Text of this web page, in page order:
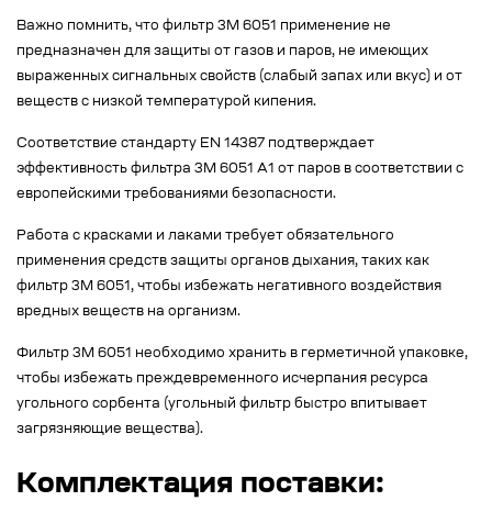
Важно помнить, что фильтр 3М 6051 применение не
предназначен для защиты от газов и паров, не имеющих
выраженных сигнальных свойств (слабый запах или вкус) и от
веществ с низкой температурой кипения.
Соответствие стандарту EN 14387 подтверждает
эффективность фильтра 3М 6051 А1 от паров в соответствии с
европейскими требованиями безопасности.
Работа с красками и лаками требует обязательного
применения средств защиты органов дыхания, таких как
фильтр 3М 6051, чтобы избежать негативного воздействия
вредных веществ на организм.
Фильтр 3М 6051 необходимо хранить в герметичной упаковке,
чтобы избежать преждевременного исчерпания ресурса
угольного сорбента (угольный фильтр быстро впитывает
загрязняющие вещества).
Комплектация поставки: